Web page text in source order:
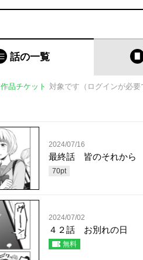
話の一覧
作品チケット 対象です（ログインが必要
2024/07/16
最終話 皆のそれから
70pt
2024/07/02
４２話 お別れの日
無料